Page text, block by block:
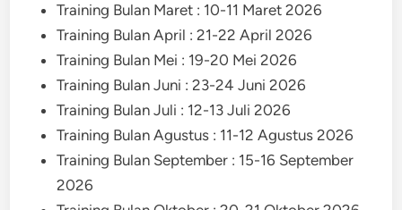
Training Bulan Maret : 10-11 Maret 2026
Training Bulan April : 21-22 April 2026
Training Bulan Mei : 19-20 Mei 2026
Training Bulan Juni : 23-24 Juni 2026
Training Bulan Juli : 12-13 Juli 2026
Training Bulan Agustus : 11-12 Agustus 2026
Training Bulan September : 15-16 September
2026